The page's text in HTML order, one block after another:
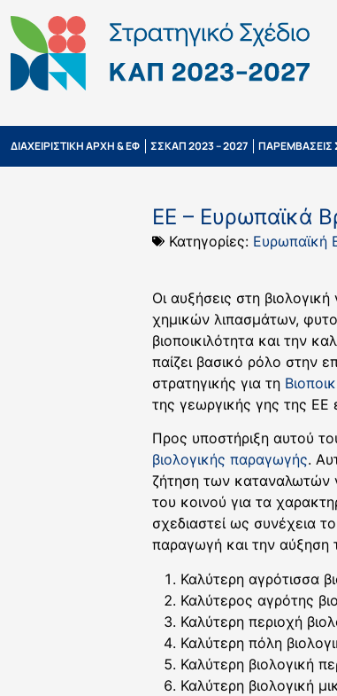
ΔΙΑΧΕΙΡΙΣΤΙΚΗ ΑΡΧΗ & ΕΦ ΣΣΚΑΠ 2023 – 2027 ΠΑΡΕΜΒΑΣΕΙΣ
ΕΕ – Ευρωπαϊκά
Κατηγορίες: Ευρωπαϊκή
Οι αυξήσεις στη
χημικών λιπασμάτων,
βιοποικιλότητα και την
παίζει βασικό ρόλο στην
στρατηγικής για τη
της γεωργικής γης της ΕΕ
Προς υποστήριξη αυτού
βιολογικής παραγωγής.
ζήτηση των καταναλωτών
του κοινού για τα
σχεδιαστεί ως συνέχεια
παραγωγή και την αύξηση
Καλύτερη αγρότισσα
Καλύτερος αγρότης
Καλύτερη περιοχή
Καλύτερη πόλη
Καλύτερη βιολογική
Καλύτερη βιολογική